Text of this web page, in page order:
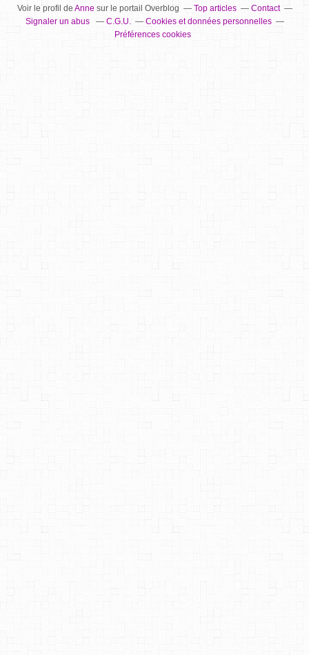
Voir le profil de Annesur le portail Overblog Top articles
Contact
Signaler un abus
C.G.U.
Cookies et données personnelles
Préférences cookies